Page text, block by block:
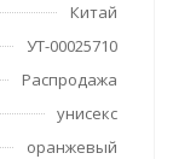
Китай
УТ-00025710
Распродажа
унисекс
оранжевый